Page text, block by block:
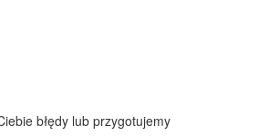
błędy lub przygotujemy